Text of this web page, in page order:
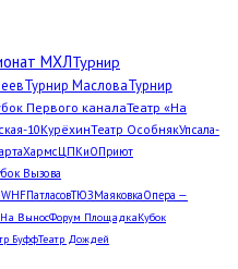
МХЛТурнир
Турнир МасловаТурнир
Первого каналаТеатр «На
10КурёхинТеатр ОсобнякУпсала-
ХармсЦПКиОПриют
Вызова
WHFПатласовТЮЗМаяковкаОпера —
На ВыносФорум ПлощадкаКубок
БуффТеатр Дождей